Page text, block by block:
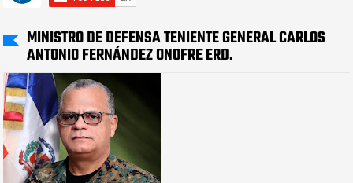
MINISTRO DE DEFENSA TENIENTE GENERAL CARLOS
ANTONIO FERNÁNDEZ ONOFRE ERD.